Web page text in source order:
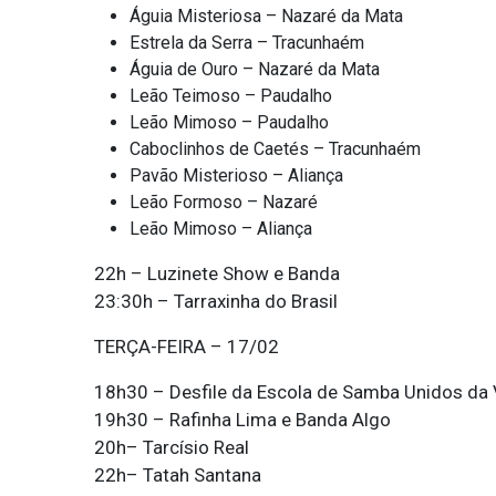
Águia Misteriosa – Nazaré da Mata
Estrela da Serra – Tracunhaém
Águia de Ouro – Nazaré da Mata
Leão Teimoso – Paudalho
Leão Mimoso – Paudalho
Caboclinhos de Caetés – Tracunhaém
Pavão Misterioso – Aliança
Leão Formoso – Nazaré
Leão Mimoso – Aliança
22h – Luzinete Show e Banda
23:30h – Tarraxinha do Brasil
TERÇA-FEIRA – 17/02
18h30 – Desfile da Escola de Samba Unidos da
19h30 – Rafinha Lima e Banda Algo
20h– Tarcísio Real
22h– Tatah Santana